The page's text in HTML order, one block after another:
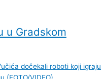
u Gradskom